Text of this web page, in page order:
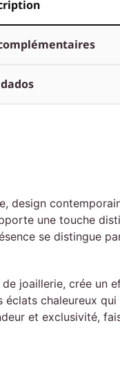
design
une touche
se distingue
joaillerie, crée un
chaleureux
et exclusivité,